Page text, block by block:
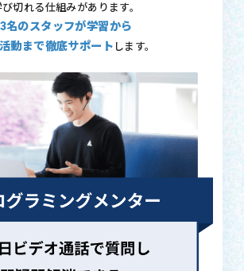
び切れる仕組みがあります。
3名のスタッフが学習から
動まで徹底サポート します。